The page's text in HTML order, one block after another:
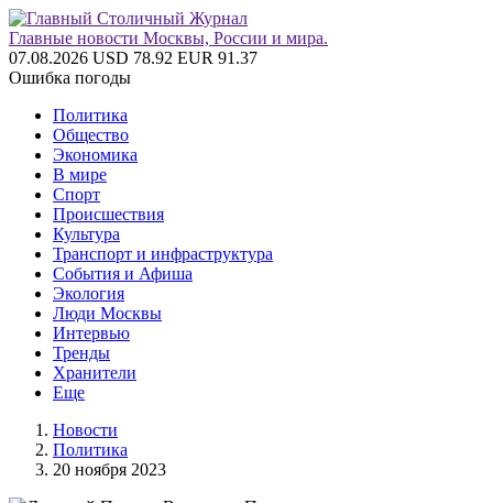
Главные новости Москвы, России и мира.
07.08.2026 USD 78.92 EUR 91.37
Ошибка погоды
Политика
Общество
Экономика
В мире
Спорт
Происшествия
Культура
Транспорт и инфраструктура
События и Афиша
Экология
Люди Москвы
Интервью
Тренды
Хранители
Еще
Новости
Политика
20 ноября 2023